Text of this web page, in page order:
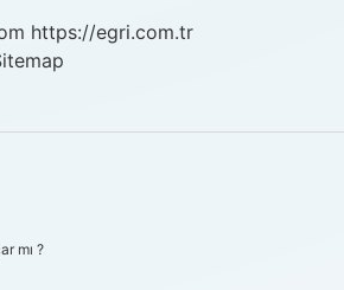
https://egri.com.tr
mı ?